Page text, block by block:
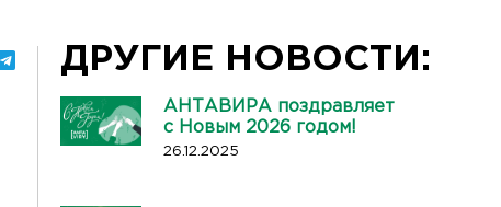
ДРУГИЕ НОВОСТИ:
АНТАВИРА поздравляет
с Новым 2026 годом!
26.12.2025